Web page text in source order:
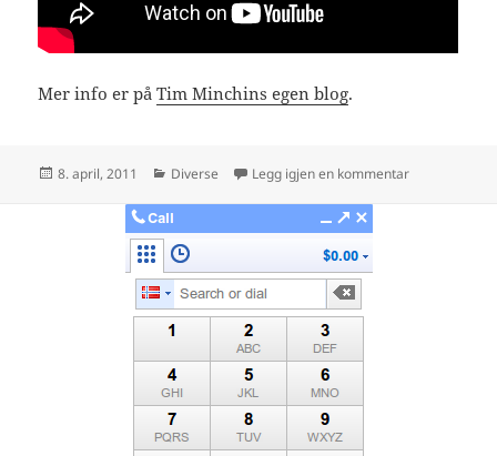
Mer info er påTim Minchins egen blog.
Publisert
8. april, 2011 Kategorier
Diverse Legg igjen en kommentartil Tim